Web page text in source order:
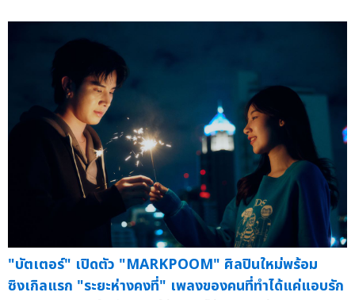
"บัตเตอร์" เปิดตัว "MARKPOOM" ศิลปินใหม่พร้อม
ซิงเกิลแรก "ระยะห่างคงที่" เพลงของคนที่ทำได้แค่แอบรัก